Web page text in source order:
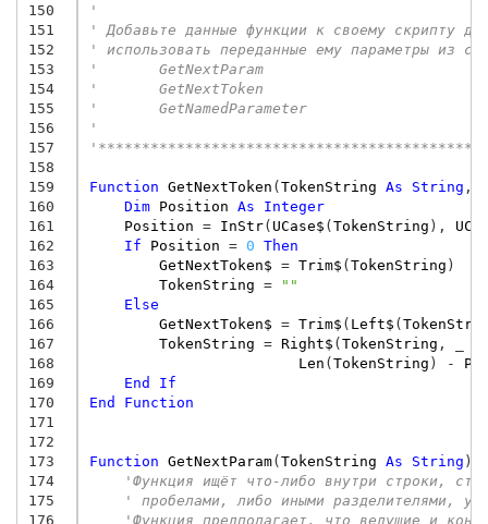
150
151
152
153
154
155
156
157
158
159
160
161
162
163
164
165
166
167
168
169
170
171
172
173
174
175
176
'
' Добавьте данные функции к своему скрипту
' использовать переданные ему параметры из
'       GetNextParam
'       GetNextToken
'       GetNamedParameter
'
Function GetNextToken (TokenString As String ,
Dim
Position As
Integer
Position = InStr( UCase$ (TokenString ),
If
Position = 0 Then
GetNextToken$ = Trim$ (TokenString )
TokenString =
""
Else
GetNextToken$ = Trim$ ( Left$ (
TokenString = Right$ (TokenString ,
Len (TokenString ) -
End
If
End
Function
Function GetNextParam(TokenString As String )
'Функция ищёт что-либо внутри строки,
' пробелами, либо иными разделителями,
'Функция предполагает, что ведущие и